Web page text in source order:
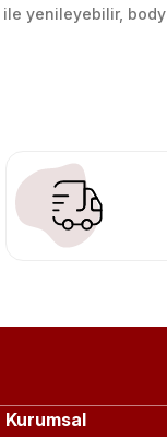
yenileyebilir,
Kurumsal